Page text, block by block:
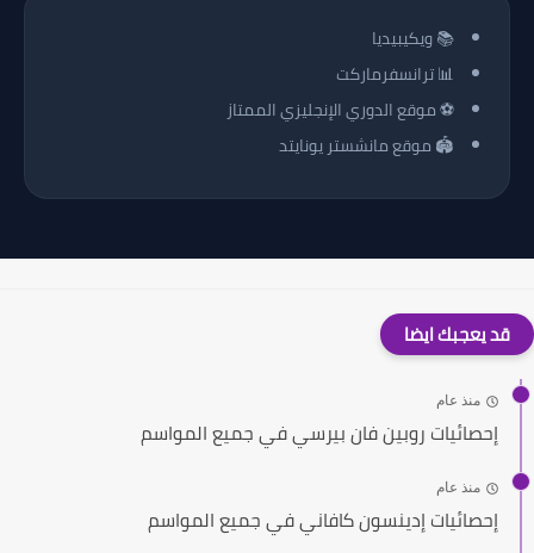
📚 ويكيبيديا
📊 ترانسفرماركت
⚽ موقع الدوري الإنجليزي الممتاز
🏟️ موقع مانشستر يونايتد
قد يعجبك ايضا
منذ عام
إحصائيات روبين فان بيرسي في جميع المواسم
منذ عام
إحصائيات إدينسون كافاني في جميع المواسم